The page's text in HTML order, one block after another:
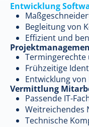
Entwicklung
Begleitung von
Effizient und
Frühzeitige
Entwicklung
Vermittlung
Passende IT-
Weitreichendes
Technische